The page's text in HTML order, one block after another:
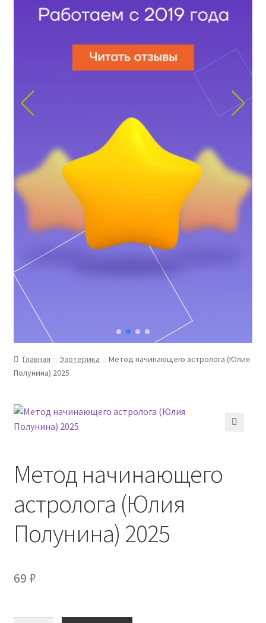
Главная Эзотерика
Метод начинающего астролога (Юлия
Полунина) 2025
Метод начинающего
астролога (Юлия
Полунина) 2025
69 ₽